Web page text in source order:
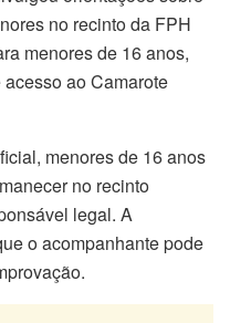
no recinto da FPH
menores de 16 anos,
ao Camarote
menores de 16 anos
no recinto
legal. A
o acompanhante pode